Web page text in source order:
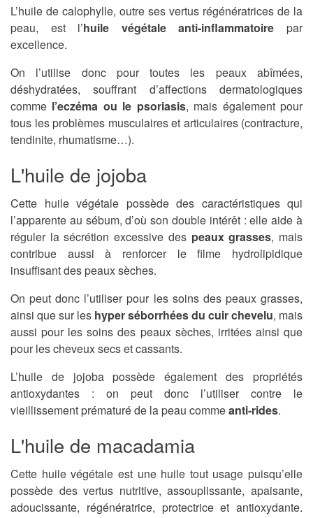
L’huile de calophylle, outre ses vertus régénératrices de la
peau, est l’huile végétale anti-inflammatoire par
excellence.
On l’utilise donc pour toutes les peaux abîmées,
déshydratées, souffrant d’affections dermatologiques
comme l’eczéma ou le psoriasis, mais également pour
tous les problèmes musculaires et articulaires (contracture,
tendinite, rhumatisme…).
L'huile de jojoba
Cette huile végétale possède des caractéristiques qui
l’apparente au sébum, d’où son double intérêt : elle aide à
réguler la sécrétion excessive des peaux grasses, mais
contribue aussi à renforcer le filme hydrolipidique
insuffisant des peaux sèches.
On peut donc l’utiliser pour les soins des peaux grasses,
ainsi que sur les hyper séborrhées du cuir chevelu, mais
aussi pour les soins des peaux sèches, irritées ainsi que
pour les cheveux secs et cassants.
L’huile de jojoba possède également des propriétés
antioxydantes : on peut donc l’utiliser contre le
vieillissement prématuré de la peau commeanti-rides.
L'huile de macadamia
Cette huile végétale est une huile tout usage puisqu’elle
possède des vertus nutritive, assouplissante, apaisante,
adoucissante, régénératrice, protectrice et antioxydante.